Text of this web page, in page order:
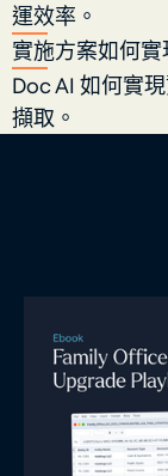
運效率。
實施方案如何
Doc AI 如何實
擷取。